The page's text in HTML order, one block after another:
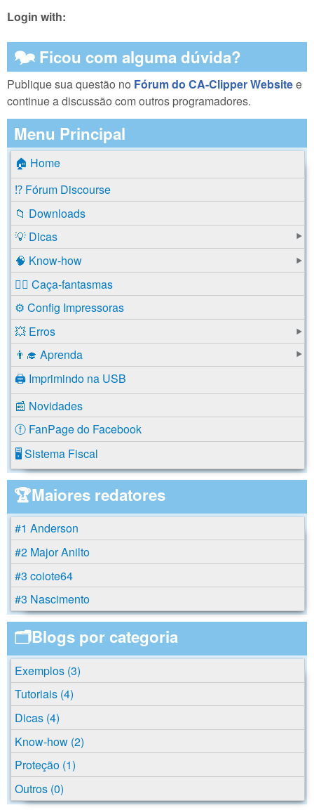
Login with:
🗫 Ficou com alguma dúvida?
Publique sua questão no Fórum do CA-Clipper Websitee
continue a discussão com outros programadores.
Menu Principal
🏠 Home
⁉️ Fórum Discourse
📁 Downloads
💡 Dicas
🧠 Know-how
🕵️‍♂️ Caça-fantasmas
⚙️ Config Impressoras
💥 Erros
👨‍🎓 Aprenda
🖨️ Imprimindo na USB
📰 Novidades
ⓕ FanPage do Facebook
🖥️ Sistema Fiscal
🏆Maiores redatores
#1 Anderson
#2 Major Anilto
#3 coiote64
#3 Nascimento
🗂️Blogs por categoria
Exemplos (3)
Tutoriais (4)
Dicas (4)
Know-how (2)
Proteção (1)
Outros (0)